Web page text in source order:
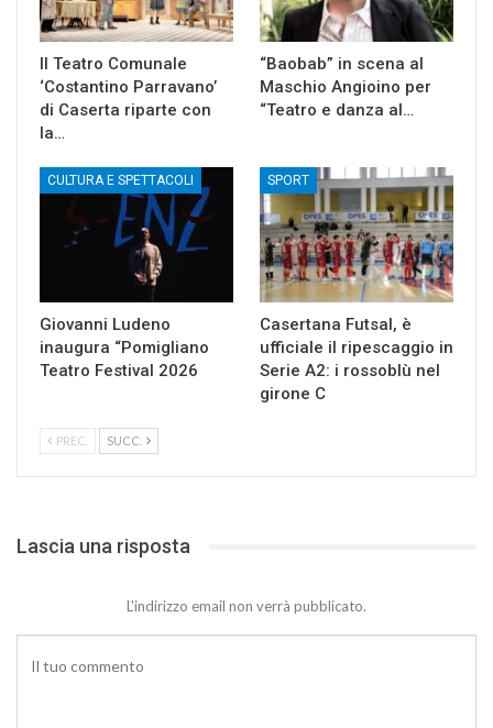
Il Teatro Comunale
‘Costantino Parravano’
di Caserta riparte con
la…
“Baobab” in scena al
Maschio Angioino per
“Teatro e danza al…
CULTURA E SPETTACOLI
Giovanni Ludeno
inaugura “Pomigliano
Teatro Festival 2026
SPORT
Casertana Futsal, è
ufficiale il ripescaggio in
Serie A2: i rossoblù nel
girone C
PREC. SUCC.
Lascia una risposta
L'indirizzo email non verrà pubblicato.